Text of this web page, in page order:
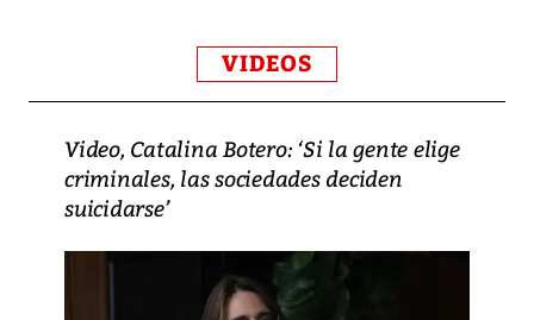
VIDEOS
Video, Catalina Botero: ‘Si la gente elige
criminales, las sociedades deciden
suicidarse’